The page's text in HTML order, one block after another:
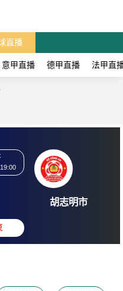
直播
意甲直播 德甲直播 法甲直
06-11 19:00
: 胡志